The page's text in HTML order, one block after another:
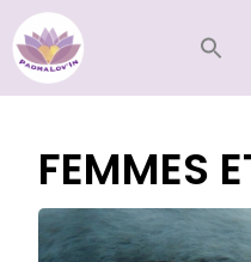
FEMMES